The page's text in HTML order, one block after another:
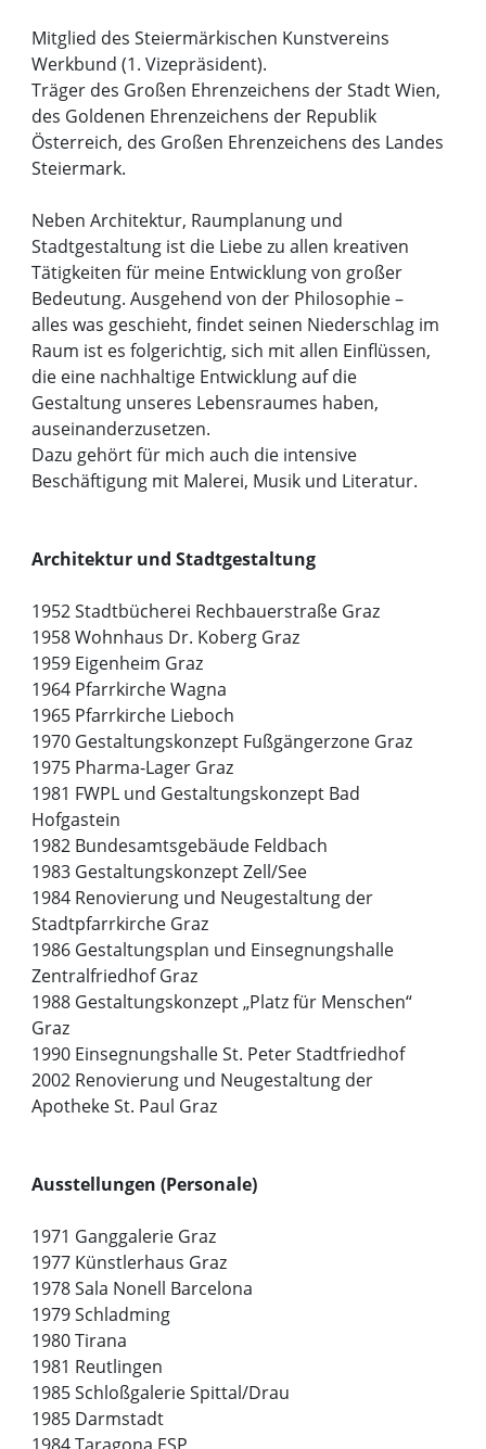
Mitglied des Steiermärkischen Kunstvereins
Werkbund (1. Vizepräsident).
Träger des Großen Ehrenzeichens der Stadt Wien,
des Goldenen Ehrenzeichens der Republik
Österreich, des Großen Ehrenzeichens des Landes
Steiermark.
Neben Architektur, Raumplanung und
Stadtgestaltung ist die Liebe zu allen kreativen
Tätigkeiten für meine Entwicklung von großer
Bedeutung. Ausgehend von der Philosophie –
alles was geschieht, findet seinen Niederschlag im
Raum ist es folgerichtig, sich mit allen Einflüssen,
die eine nachhaltige Entwicklung auf die
Gestaltung unseres Lebensraumes haben,
auseinanderzusetzen.
Dazu gehört für mich auch die intensive
Beschäftigung mit Malerei, Musik und Literatur.
Architektur und Stadtgestaltung
1952 Stadtbücherei Rechbauerstraße Graz
1958 Wohnhaus Dr. Koberg Graz
1959 Eigenheim Graz
1964 Pfarrkirche Wagna
1965 Pfarrkirche Lieboch
1970 Gestaltungskonzept Fußgängerzone Graz
1975 Pharma-Lager Graz
1981 FWPL und Gestaltungskonzept Bad
Hofgastein
1982 Bundesamtsgebäude Feldbach
1983 Gestaltungskonzept Zell/See
1984 Renovierung und Neugestaltung der
Stadtpfarrkirche Graz
1986 Gestaltungsplan und Einsegnungshalle
Zentralfriedhof Graz
1988 Gestaltungskonzept „Platz für Menschen“
Graz
1990 Einsegnungshalle St. Peter Stadtfriedhof
2002 Renovierung und Neugestaltung der
Apotheke St. Paul Graz
Ausstellungen (Personale)
1971 Ganggalerie Graz
1977 Künstlerhaus Graz
1978 Sala Nonell Barcelona
1979 Schladming
1980 Tirana
1981 Reutlingen
1985 Schloßgalerie Spittal/Drau
1985 Darmstadt